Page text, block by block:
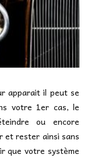
apparait il peut se
votre 1er cas, le
ou encore
et rester ainsi sans
que votre système